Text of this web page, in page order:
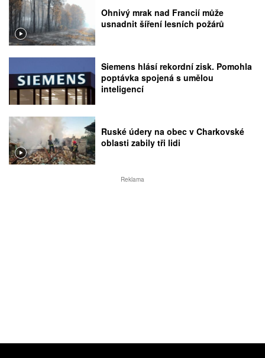
Ohnivý mrak nad Francií může
usnadnit šíření lesních požárů
Siemens hlásí rekordní zisk. Pomohla
poptávka spojená s umělou
inteligencí
Ruské údery na obec v Charkovské
oblasti zabily tři lidi
Reklama